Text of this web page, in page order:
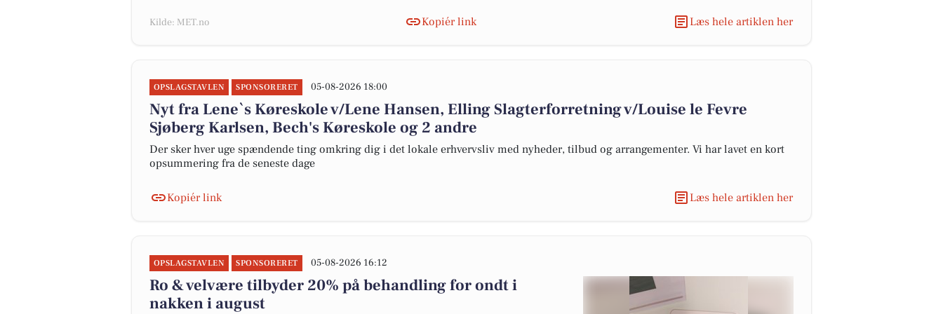
Kilde: MET.no Kopiér link Læs hele artiklen her
OPSLAGSTAVLEN SPONSORERET 05-08-2026 18:00
Nyt fra Lene`s Køreskole v/Lene Hansen, Elling Slagterforretning v/Louise le Fevre
Sjøberg Karlsen, Bech's Køreskole og 2 andre
Der sker hver uge spændende ting omkring dig i det lokale erhvervsliv med nyheder, tilbud og arrangementer. Vi har lavet en kort
opsummering fra de seneste dage
Kopiér link Læs hele artiklen her
OPSLAGSTAVLEN SPONSORERET 05-08-2026 16:12
Ro & velvære tilbyder 20% på behandling for ondt i
nakken i august